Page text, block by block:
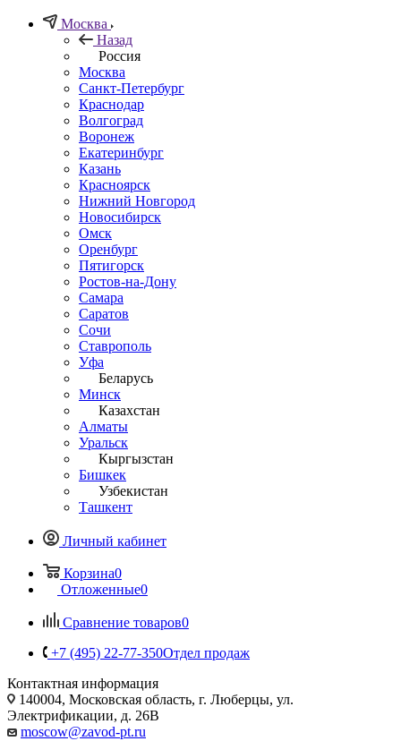
Москва
Назад
Россия
Москва
Санкт-Петербург
Краснодар
Волгоград
Воронеж
Екатеринбург
Казань
Красноярск
Нижний Новгород
Новосибирск
Омск
Оренбург
Пятигорск
Ростов-на-Дону
Самара
Саратов
Сочи
Ставрополь
Уфа
Беларусь
Минск
Казахстан
Алматы
Уральск
Кыргызстан
Бишкек
Узбекистан
Ташкент
Личный кабинет
Корзина0
Отложенные0
Сравнение товаров0
+7 (495) 22-77-350Отдел продаж
Контактная информация
140004, Московская область, г. Люберцы, ул.
Электрификации, д. 26В
moscow@zavod-pt.ru